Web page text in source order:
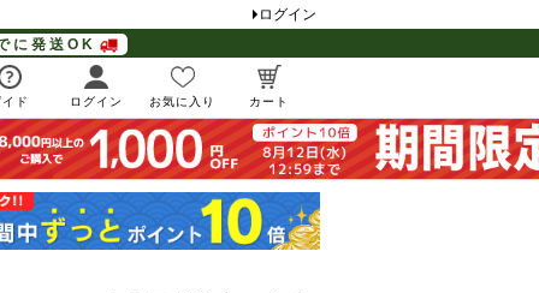
ログイン
に発送OK
ド ログイン お気に入り カート